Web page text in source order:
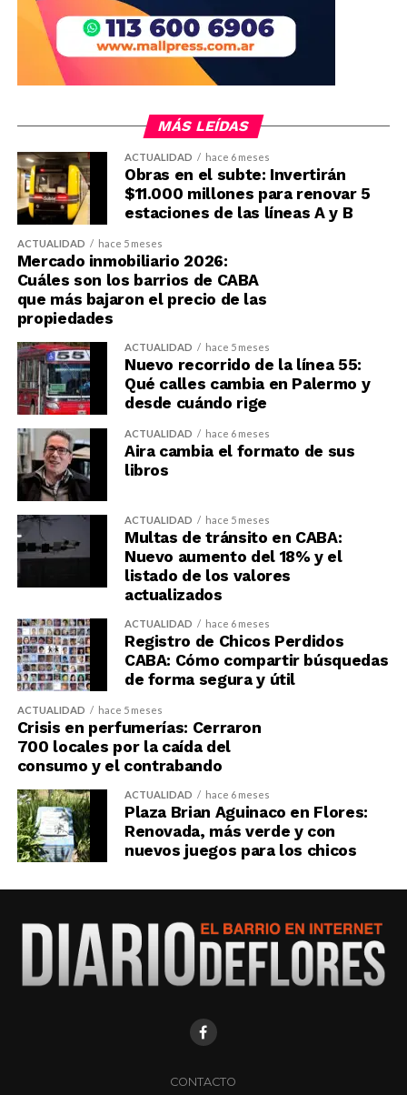
MÁS LEÍDAS
ACTUALIDAD hace 6 meses
Obras en el subte: Invertirán
$11.000 millones para renovar 5
estaciones de las líneas A y B
ACTUALIDAD hace 5 meses
Mercado inmobiliario 2026:
Cuáles son los barrios de CABA
que más bajaron el precio de las
propiedades
ACTUALIDAD hace 5 meses
Nuevo recorrido de la línea 55:
Qué calles cambia en Palermo y
desde cuándo rige
ACTUALIDAD hace 6 meses
Aira cambia el formato de sus
libros
ACTUALIDAD hace 5 meses
Multas de tránsito en CABA:
Nuevo aumento del 18% y el
listado de los valores
actualizados
ACTUALIDAD hace 6 meses
Registro de Chicos Perdidos
CABA: Cómo compartir búsquedas
de forma segura y útil
ACTUALIDAD hace 5 meses
Crisis en perfumerías: Cerraron
700 locales por la caída del
consumo y el contrabando
ACTUALIDAD hace 6 meses
Plaza Brian Aguinaco en Flores:
Renovada, más verde y con
nuevos juegos para los chicos
CONTACTO